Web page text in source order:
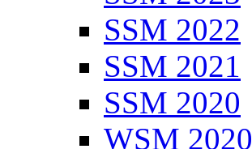
SSM 2022
SSM 2021
SSM 2020
WSM 2020